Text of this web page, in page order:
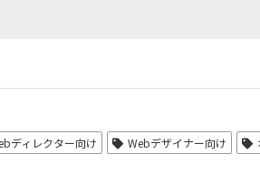
ディレクター向け Webデザイナー向け